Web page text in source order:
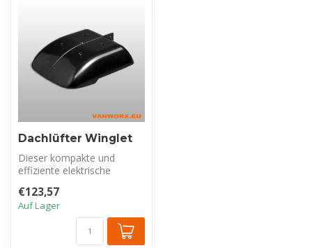
Dachlüfter Winglet
Dieser kompakte und
effiziente elektrische
gesündere Umg...
€123,57
Auf Lager